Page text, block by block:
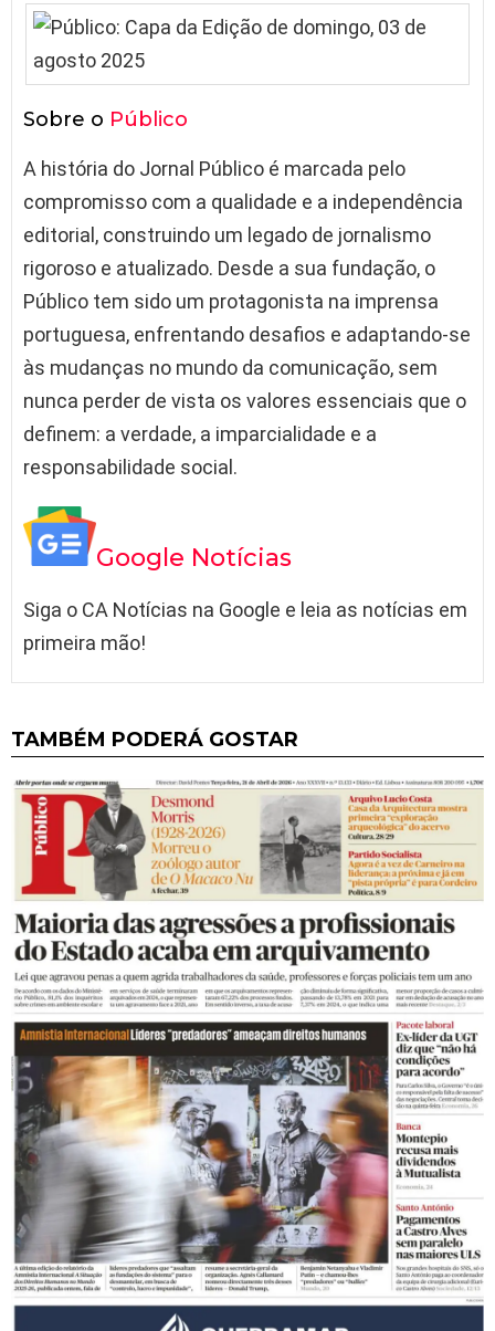
Sobre o Público
A história do Jornal Público é marcada pelo
compromisso com a qualidade e a independência
editorial, construindo um legado de jornalismo
rigoroso e atualizado. Desde a sua fundação, o
Público tem sido um protagonista na imprensa
portuguesa, enfrentando desafios e adaptando-se
às mudanças no mundo da comunicação, sem
nunca perder de vista os valores essenciais que o
definem: a verdade, a imparcialidade e a
responsabilidade social.
Google Notícias
Siga o CA Notícias na Google e leia as notícias em
primeira mão!
TAMBÉM PODERÁ GOSTAR